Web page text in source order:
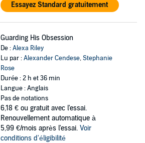
Essayez Standard gratuitement
Guarding His Obsession
De :Alexa Riley
Lu par :Alexander Cendese,Stephanie
Rose
Durée : 2 h et 36 min
Langue : Anglais
Pas de notations
6,18 € ou gratuit avec l'essai.
Renouvellement automatique à
5,99 €/mois après l'essai. Voir
conditions d'éligibilité